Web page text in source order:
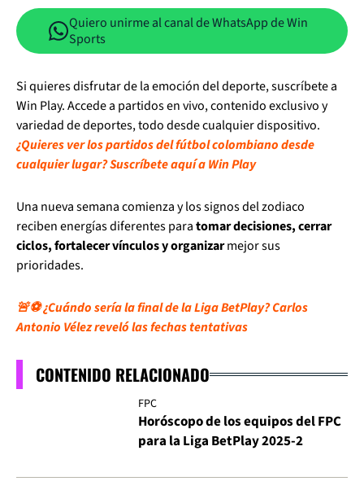
Quiero unirme al canal de WhatsApp de Win
Sports
Si quieres disfrutar de la emoción del deporte, suscríbete a
Win Play. Accede a partidos en vivo, contenido exclusivo y
variedad de deportes, todo desde cualquier dispositivo.
¿Quieres ver los partidos del fútbol colombiano desde
cualquier lugar? Suscríbete aquí a Win Play
Una nueva semana comienza y los signos del zodiaco
reciben energías diferentes paratomar decisiones, cerrar
ciclos, fortalecer vínculos y organizarmejor sus
prioridades.
🚨⚽ ¿Cuándo sería la final de la Liga BetPlay? Carlos
Antonio Vélez reveló las fechas tentativas
CONTENIDO RELACIONADO
FPC
Horóscopo de los equipos del FPC
para la Liga BetPlay 2025-2